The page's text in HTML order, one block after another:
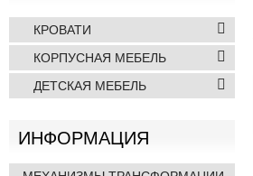
КРОВАТИ
КОРПУСНАЯ МЕБЕЛЬ
ДЕТСКАЯ МЕБЕЛЬ
ИНФОРМАЦИЯ